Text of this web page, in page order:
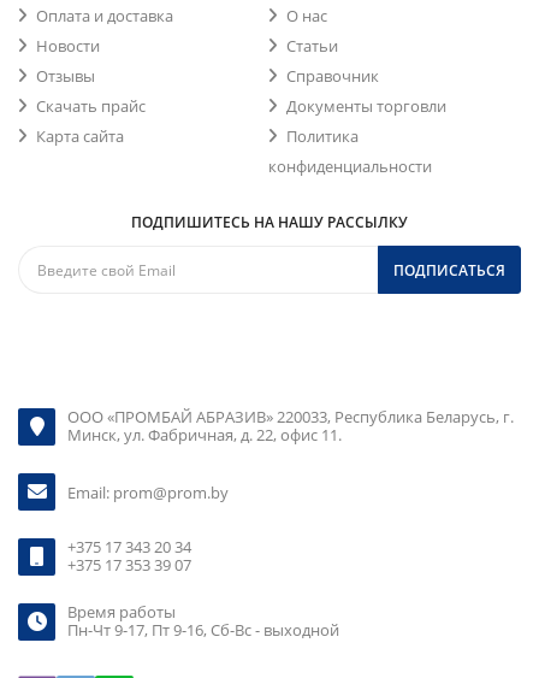
Оплата и доставка
О нас
Новости
Статьи
Отзывы
Справочник
Скачать прайс
Документы торговли
Карта сайта
Политика
конфиденциальности
ПОДПИШИТЕСЬ НА НАШУ РАССЫЛКУ
ПОДПИСАТЬСЯ
ООО «ПРОМБАЙ АБРАЗИВ» 220033, Республика Беларусь, г.
Минск, ул. Фабричная, д. 22, офис 11.
Email: prom@prom.by
+375 17 343 20 34
+375 17 353 39 07
Время работы
Пн-Чт 9-17, Пт 9-16, Сб-Вс - выходной